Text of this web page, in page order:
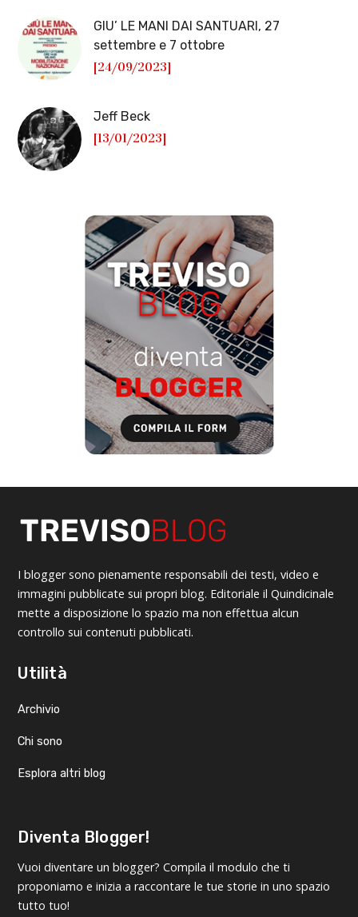
GIU’ LE MANI DAI SANTUARI, 27
settembre e 7 ottobre
[24/09/2023]
Jeff Beck
[13/01/2023]
I blogger sono pienamente responsabili dei testi, video e
immagini pubblicate sui propri blog. Editoriale il Quindicinale
mette a disposizione lo spazio ma non effettua alcun
controllo sui contenuti pubblicati.
Utilità
Archivio
Chi sono
Esplora altri blog
Diventa Blogger!
Vuoi diventare un blogger? Compila il modulo che ti
proponiamo e inizia a raccontare le tue storie in uno spazio
tutto tuo!